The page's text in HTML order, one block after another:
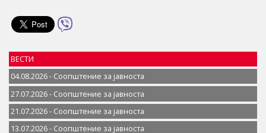
ВЕСТИ
04.08.2026 - Соопштение за јавностa
27.07.2026 - Соопштение за јавностa
21.07.2026 - Соопштение за јавностa
13.07.2026 - Соопштение за јавностa